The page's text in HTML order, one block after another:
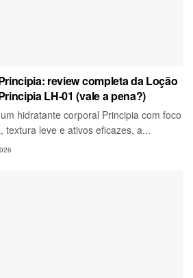
review completa da Loção
LH-01 (vale a pena?)
hidratante corporal Principia com foco
textura leve e ativos eficazes, a...